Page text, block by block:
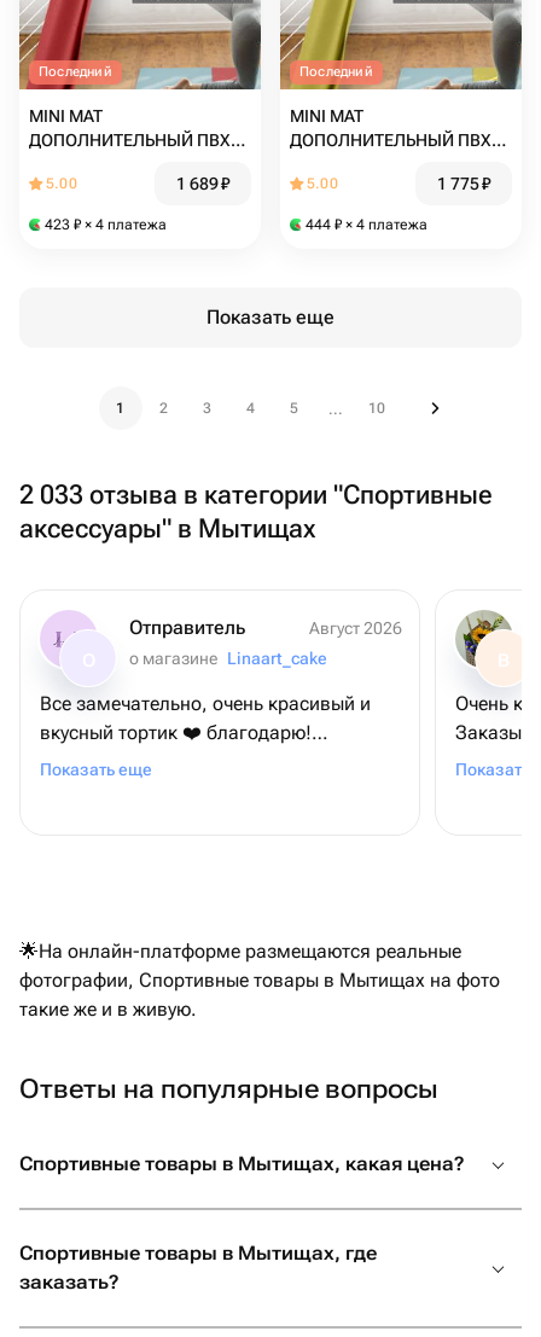
Последний
MINI MAT
ДОПОЛНИТЕЛЬНЫЙ ПВХ
спорта из Германии 60 х 30
5.00 1 689₽
423 ₽ × 4 платежа
Последний
MINI MAT
ДОПОЛНИТЕЛЬНЫЙ ПВХ
спорта из Германии 60 х 30
5.00 1 775₽
444 ₽ × 4 платежа
Показать еще
1 2 3 4 5 ... 10
2 033 отзыва в категории "Спортивные
аксессуары" в Мытищах
Отправитель
Август 2026
о магазине Linaart_cake
Все замечательно, очень красивый и
вкусный тортик ❤️ благодарю!
Привезли вовремя🙌🏻
Показать еще
В
Очень
слегка
Показать
🌟На онлайн-платформе размещаются реальные
фотографии, Спортивные товары в Мытищах на фото
такие же и в живую.
Ответы на популярные вопросы
Спортивные товары в Мытищах, какая цена?
Спортивные товары в Мытищах, где
заказать?